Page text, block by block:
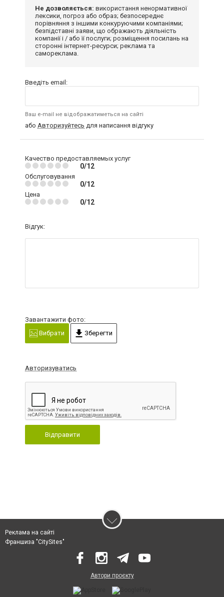
Не дозволяється: використання ненормативної
лексики, погроз або образ; безпосереднє
порівняння з іншими конкуруючими компаніями;
безпідставні заяви, що ображають діяльність
компанії і / або її послуги; розміщення посилань на
сторонні інтернет-ресурси; реклама та
самореклама.
Введіть email:
Ваш e-mail не відображатиметься на сайті
або Авторизуйтесь для написання відгуку
Качество предоставляемых услуг
0/12
Обслуговування
0/12
Цена
0/12
Відгук:
Завантажити фото:
Вибрати
Зберегти
Авторизуватись
Відправити
Реклама на сайті
Франшиза "CitySites"
Автори проєкту